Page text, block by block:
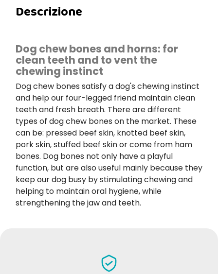
Descrizione
Dog chew bones and horns: for
clean teeth and to vent the
chewing instinct
Dog chew bones satisfy a dog's chewing instinct
and help our four-legged friend maintain clean
teeth and fresh breath. There are different
types of dog chew bones on the market. These
can be: pressed beef skin, knotted beef skin,
pork skin, stuffed beef skin or come from ham
bones. Dog bones not only have a playful
function, but are also useful mainly because they
keep our dog busy by stimulating chewing and
helping to maintain oral hygiene, while
strengthening the jaw and teeth.